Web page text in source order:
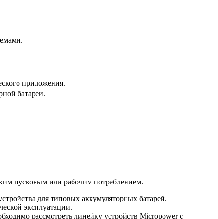
приложения.
батареи.
пусковым или рабочим потреблением.
для типовых аккумуляторных батарей.
эксплуатации.
рассмотреть линейку устройств Micropower с